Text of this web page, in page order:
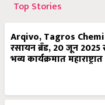
Top Stories
Arqivo, Tagros
रसायन ब्रँड, 20 जून 2025
भव्य कार्यक्रमात